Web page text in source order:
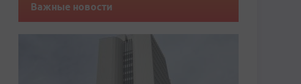
Важные новости